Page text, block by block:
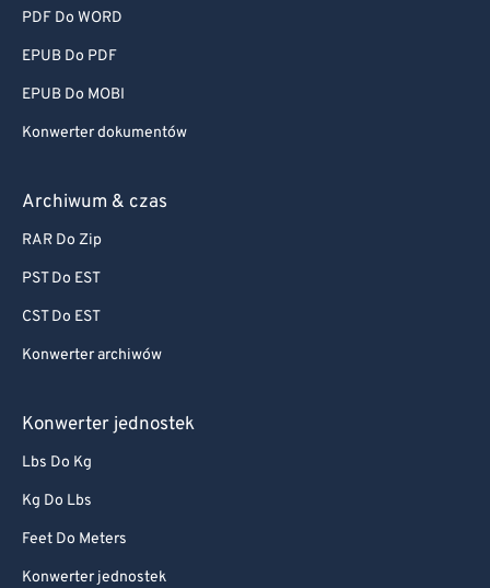
PDF Do WORD
EPUB Do PDF
EPUB Do MOBI
Konwerter dokumentów
Archiwum & czas
RAR Do Zip
PST Do EST
CST Do EST
Konwerter archiwów
Konwerter jednostek
Lbs Do Kg
Kg Do Lbs
Feet Do Meters
Konwerter jednostek